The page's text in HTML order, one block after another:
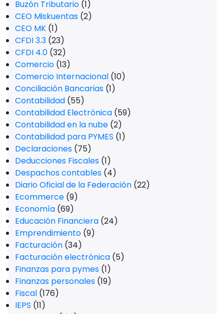
Buzón Tributario (1)
CEO Miskuentas (2)
CEO MK (1)
CFDI 3.3 (23)
CFDI 4.0 (32)
Comercio (13)
Comercio Internacional (10)
Conciliación Bancarias (1)
Contabilidad (55)
Contabilidad Electrónica (59)
Contabilidad en la nube (2)
Contabilidad para PYMES (1)
Declaraciones (75)
Deducciones Fiscales (1)
Despachos contables (4)
Diario Oficial de la Federación (22)
Ecommerce (9)
Economía (69)
Educación Financiera (24)
Emprendimiento (9)
Facturación (34)
Facturación electrónica (5)
Finanzas para pymes (1)
Finanzas personales (19)
Fiscal (176)
IEPS (11)